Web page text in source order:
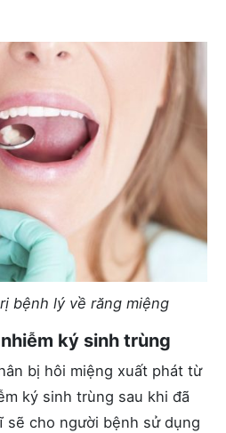
bệnh lý về răng miệng
ký sinh trùng
bị hôi miệng xuất phát từ
ký sinh trùng sau khi đã
sẽ cho người bệnh sử dụng